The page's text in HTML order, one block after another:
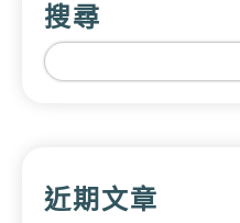
搜尋
近期文章